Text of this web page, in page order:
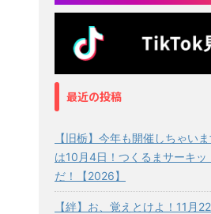
最近の投稿
【旧栃】今年も開催しちゃい
は10月4日！つくるまサーキッ
だ！【2026】
【絆】お、覚えとけよ！11月